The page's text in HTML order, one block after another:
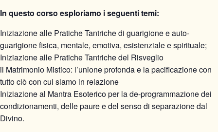
In questo corso esploriamo i seguenti temi:
Iniziazione alle Pratiche Tantriche di guarigione e auto-
guarigione fisica, mentale, emotiva, esistenziale e spirituale;
Iniziazione alle Pratiche Tantriche del Risveglio
il Matrimonio Mistico: l’unione profonda e la pacificazione con
tutto ciò con cui siamo in relazione
Iniziazione al Mantra Esoterico per la de-programmazione dei
condizionamenti, delle paure e del senso di separazione dal
Divino.